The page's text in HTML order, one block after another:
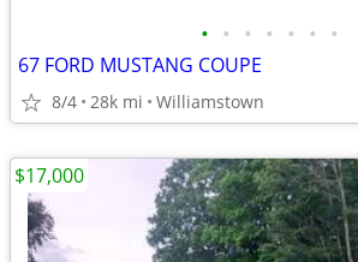
• • • • • • •
67 FORD MUSTANG COUPE
8/4 28k mi Williamstown
$17,000